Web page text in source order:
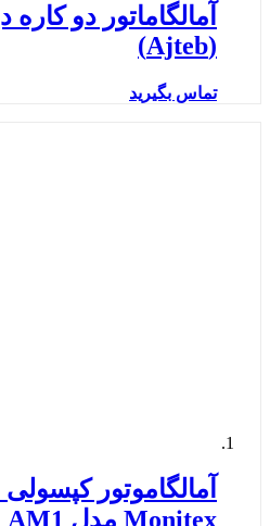
آمالگاماتور دو
(Ajteb)
تماس بگیرید
آمالگاموتور
Monitex مدل AM1